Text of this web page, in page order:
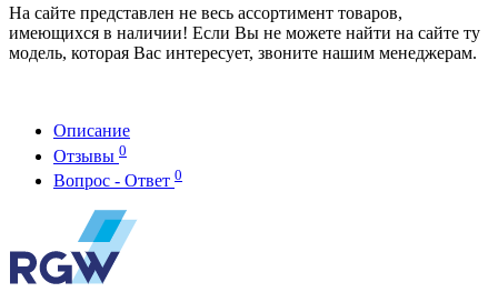
На сайте представлен не весь ассортимент товаров,
имеющихся в наличии! Если Вы не можете найти на сайте ту
модель, которая Вас интересует, звоните нашим менеджерам.
Описание
Отзывы 0
Вопрос - Ответ 0